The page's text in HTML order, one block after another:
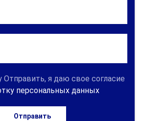
я даю свое согласие
персональных данных
Отправить